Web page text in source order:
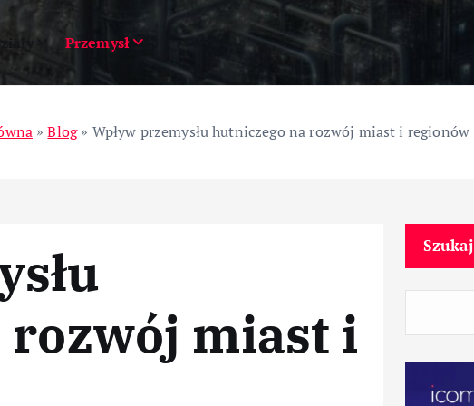
Przemysł
»Blog» Wpływ przemysłu hutniczego na rozwój miast i regionów
miast i
Szukaj